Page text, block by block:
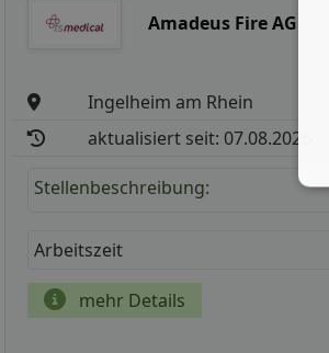
Amadeus Fire AG
Ingelheim am Rhein
aktualisiert seit: 07.08.2026
Stellenbeschreibung:
Arbeitszeit
mehr Details